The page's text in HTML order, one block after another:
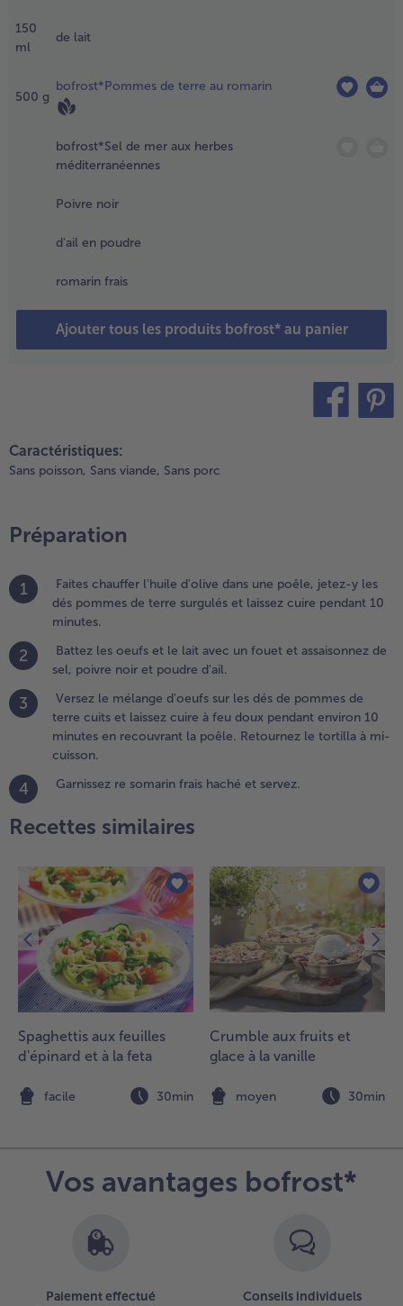
150
ml
de lait
500 g
bofrost*Pommes de terre au romarin
bofrost*Sel de mer aux herbes
méditerranéennes
Poivre noir
d'ail en poudre
romarin frais
Ajouter tous les produits bofrost* au panier
y
dés
avec un
dés de
terre
et
10
tortilla à
et
Caractéristiques:
Sans poisson, Sans viande, Sans porc
Préparation
1
Faites chauffer l'huile d'olive dans une poêle, jetez-y les
dés pommes de terre surgulés et laissez cuire pendant 10
minutes.
2
Battez les oeufs et le lait avec un fouet et assaisonnez de
sel, poivre noir et poudre d'ail.
3
Versez le mélange d'oeufs sur les dés de pommes de
terre cuits et laissez cuire à feu doux pendant environ 10
minutes en recouvrant la poêle. Retournez le tortilla à mi-
cuisson.
4 Garnissez re somarin frais haché et servez.
Recettes similaires
Spaghettis aux feuilles
d'épinard et à la feta
facile 30min
Crumble aux fruits et
glace à la vanille
moyen 30min
Vos avantages bofrost*
Paiement effectué
Conseils individuels